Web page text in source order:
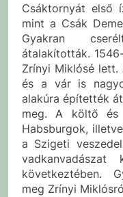
Csáktornyát első
mint a Csák
Gyakran
átalakították.
Zrínyi Miklósé
és a vár is
alakúra építették
meg. A költő és
Habsburgok,
a Szigeti
következtében.
meg Zrínyi